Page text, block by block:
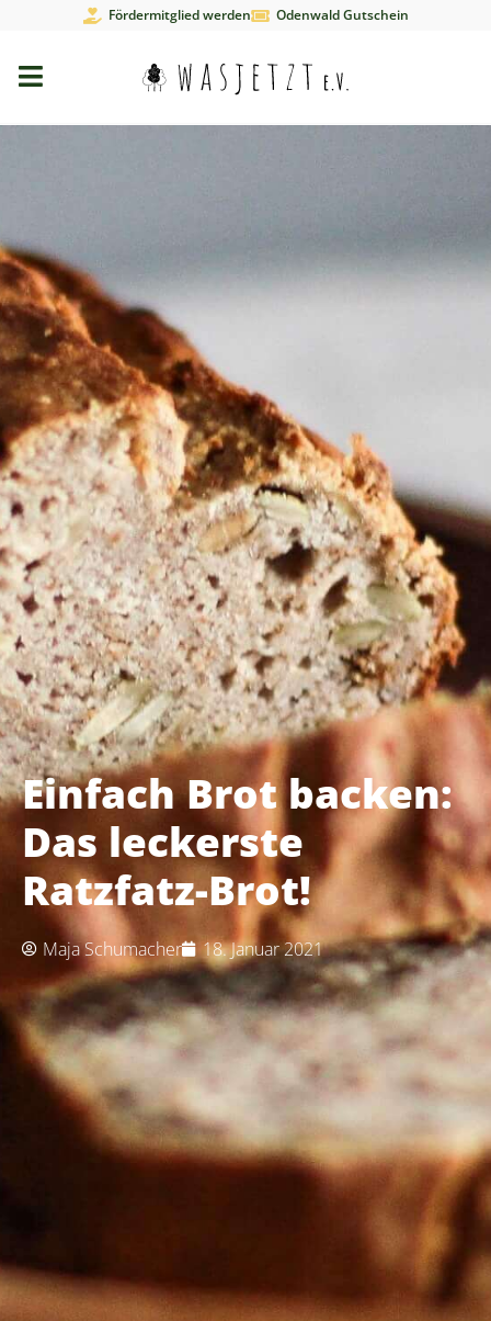
Fördermitglied werden Odenwald Gutschein
Einfach Brot backen:
Das leckerste
Ratzfatz-Brot!
Maja Schumacher 18. Januar 2021